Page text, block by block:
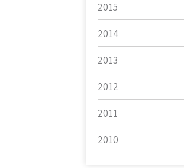
2015
2014
2013
2012
2011
2010